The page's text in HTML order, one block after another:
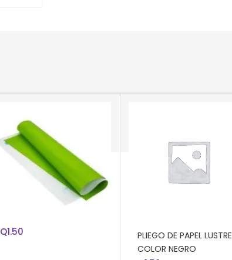
AÑADIR AL CARRITO
PLIEGO DE PAPEL LUSTRE
Q1.50
PLIEGO DE PAPEL LUSTRE
COLOR NEGRO